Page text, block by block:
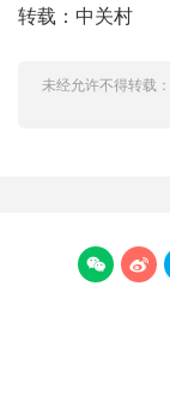
转载：中关村
未经允许不得转载：
 